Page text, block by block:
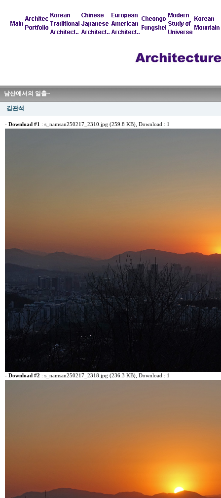
남산에서의 일출~
김관석
- Download #1 : s_namsan250217_2310.jpg (259.8 KB) , Download : 1
- Download #2 : s_namsan250217_2318.jpg (236.3 KB), Download : 1